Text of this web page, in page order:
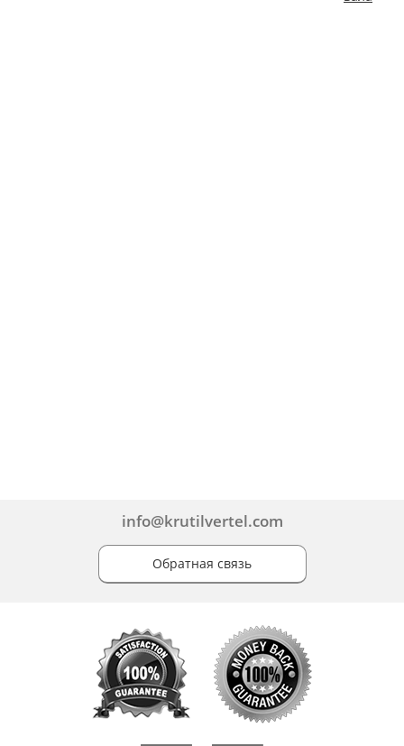
info@krutilvertel.com
Обратная связь